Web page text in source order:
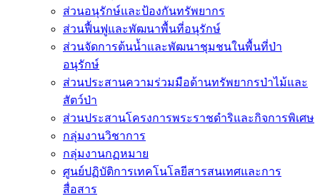
ส่วนอนุรักษ์และป้องกันทรัพยากร
ส่วนฟื้นฟูและพัฒนาพื้นที่อนุรักษ์
ส่วนจัดการต้นน้ำและพัฒนาชุมชนในพื้นที่ป่า
อนุรักษ์
ส่วนประสานความร่วมมือด้านทรัพยากรป่าไม้และ
สัตว์ป่า
ส่วนประสานโครงการพระราชดำริและกิจการพิเศษ
กลุ่มงานวิชาการ
กลุ่มงานกฏหมาย
ศูนย์ปฏิบัติการเทคโนโลยีสารสนเทศและการ
สื่อสาร